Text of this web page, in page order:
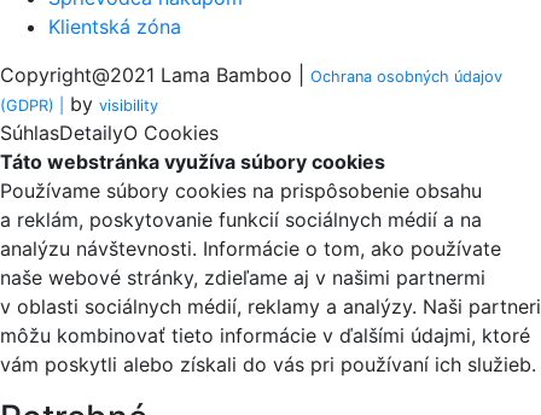
Klientská zóna
Copyright@2021 Lama Bamboo |
Ochrana osobných údajov
(GDPR) |
by visibility
SúhlasDetailyO Cookies
Táto webstránka využíva súbory cookies
Používame súbory cookies na prispôsobenie obsahu
a reklám, poskytovanie funkcií sociálnych médií a na
analýzu návštevnosti. Informácie o tom, ako používate
naše webové stránky, zdieľame aj v našimi partnermi
v oblasti sociálnych médií, reklamy a analýzy. Naši partneri
môžu kombinovať tieto informácie v ďalšími údajmi, ktoré
vám poskytli alebo získali do vás pri používaní ich služieb.